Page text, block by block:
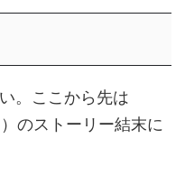
。ここから先は
のストーリー結末に